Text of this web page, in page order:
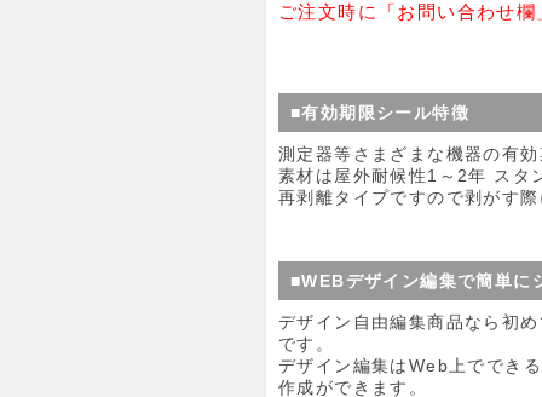
ご注文時に「お問い合わせ
■有効期限シール特徴
測定器等さまざまな機器の有
素材は屋外耐候性1～2年 スタ
再剥離タイプですので剥がす
■WEBデザイン編集で簡単に
デザイン自由編集商品なら初
です。
デザイン編集はWeb上ででき
作成ができます。